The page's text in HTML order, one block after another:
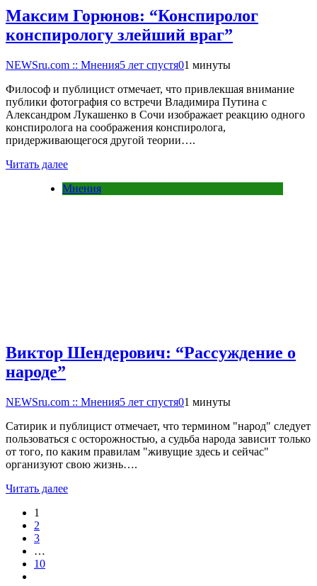
Максим Горюнов: “Конспиролог
конспирологу злейший враг”
NEWSru.com :: Мнения5 лет спустя01 минуты
Философ и публицист отмечает, что привлекшая внимание
публики фотография со встречи Владимира Путина с
Александром Лукашенко в Сочи изображает реакцию одного
конспиролога на соображения конспиролога,
придерживающегося другой теории….
Читать далее
Мнения
Виктор Шендерович: “Рассуждение о
народе”
NEWSru.com :: Мнения5 лет спустя01 минуты
Сатирик и публицист отмечает, что термином "народ" следует
пользоваться с осторожностью, а судьба народа зависит только
от того, по каким правилам "живущие здесь и сейчас"
организуют свою жизнь….
Читать далее
1
2
3
…
10